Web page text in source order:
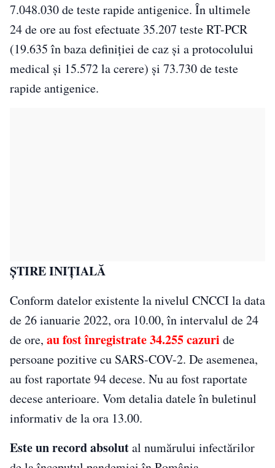
7.048.030 de teste rapide antigenice. În ultimele
24 de ore au fost efectuate 35.207 teste RT-PCR
(19.635 în baza definiției de caz și a protocolului
medical și 15.572 la cerere) și 73.730 de teste
rapide antigenice.
ȘTIRE INIȚIALĂ
Conform datelor existente la nivelul CNCCI la data
de 26 ianuarie 2022, ora 10.00, în intervalul de 24
de ore, au fost înregistrate 34.255 cazuri de
persoane pozitive cu SARS-COV-2. De asemenea,
au fost raportate 94 decese. Nu au fost raportate
decese anterioare. Vom detalia datele în buletinul
informativ de la ora 13.00.
Este un record absolutal numărului infectărilor